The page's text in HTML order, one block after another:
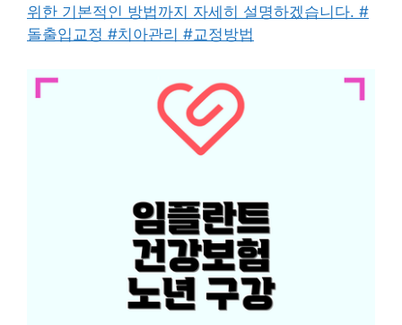
위한 기본적인 방법까지 자세히 설명하겠습니다. #
돌출입교정 #치아관리 #교정방법